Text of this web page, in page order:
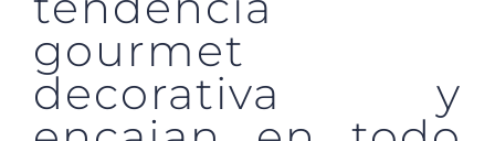
gourmet
decorativa y